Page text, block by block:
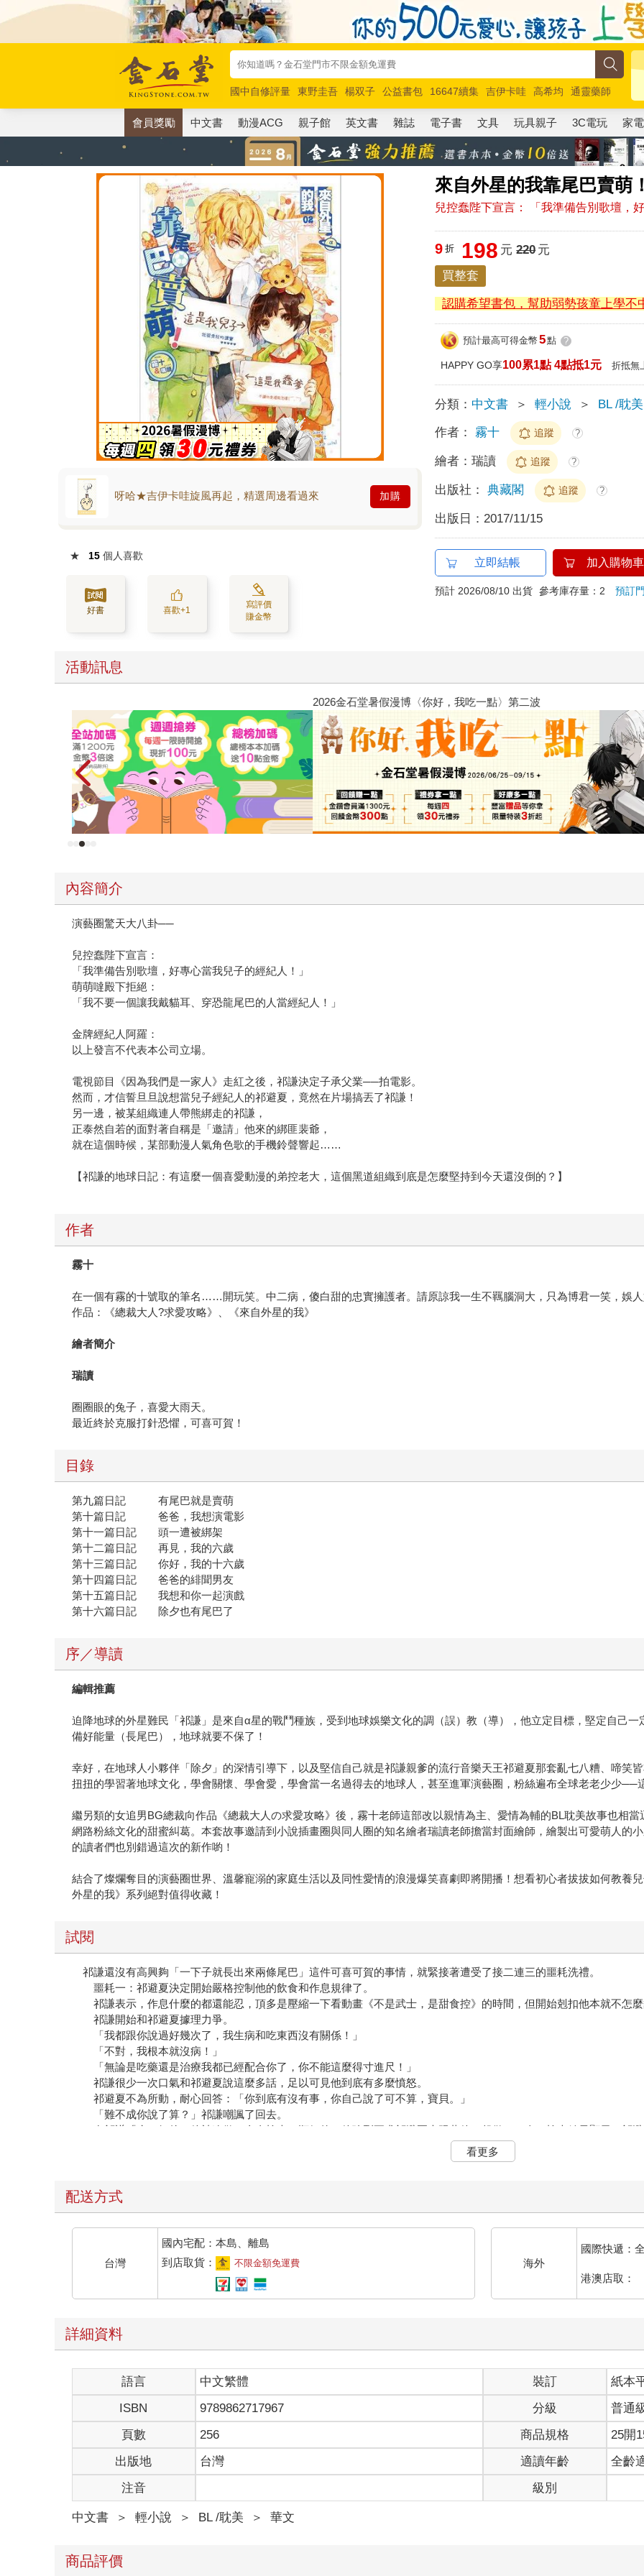
國中自修評量 東野圭吾 楊双子 公益書包 16647續集 吉伊卡哇 高希均
通靈藥師
唯紅花綻放
奧德賽 路邊攤新作 馬斯克 玩具總動員5 超慢跑
會員獎勵 中文書 動漫ACG 親子館 英文書 雜誌 電子書 文具 玩具親子 3C電玩 家電
來自外星的我靠尾巴賣萌
兒控蠢陛下宣言： 「我準備告別歌壇，
呀哈★吉伊卡哇旋風再起，精選周邊看過來 加購
★ 15 個人喜歡
好書 喜歡+1
寫評價
賺金幣
9 折 198 元 220元
買整套
認購希望書包，幫助弱勢孩童上學不
預計最高可得金幣 5點 ?
HAPPY GO享100累1點 4點抵1元 折抵無
分類： 中文書 ＞ 輕小說 ＞ BL /耽美
作者： 霧十 追蹤 ?
繪者：瑞讀 追蹤 ?
出版社： 典藏閣 追蹤 ?
出版日： 2017/11/15
立即結帳 加入購物車
預計 2026/08/10 出貨 參考庫存量：2預訂
活動訊息
原本只是跟全校第一美少女商量
的存在（１）
內容簡介
演藝圈驚天大八卦──
兒控蠢陛下宣言：
「我準備告別歌壇，好專心當我兒子的經紀人！」
萌萌噠殿下拒絕：
「我不要一個讓我戴貓耳、穿恐龍尾巴的人當經紀人！」
金牌經紀人阿羅：
以上發言不代表本公司立場。
電視節目《因為我們是一家人》走紅之後，祁謙決定子承父業──拍電影。
然而，才信誓旦旦說想當兒子經紀人的祁避夏，竟然在片場搞丟了祁謙！
另一邊，被某組織連人帶熊綁走的祁謙，
正泰然自若的面對著自稱是「邀請」他來的綁匪裴爺，
就在這個時候，某部動漫人氣角色歌的手機鈴聲響起……
【祁謙的地球日記：有這麼一個喜愛動漫的弟控老大，這個黑道組織到底是怎麼堅持到今天還沒倒的？】
作者
霧十
在一個有霧的十號取的筆名……開玩笑。中二病，傻白甜的忠實擁護者。請原諒我一生不羈腦洞大，只為博君一笑，娛
作品：《總裁大人?求愛攻略》、《來自外星的我》
繪者簡介
瑞讀
圈圈眼的兔子，喜愛大雨天。
最近終於克服打針恐懼，可喜可賀！
目錄
第九篇日記 有尾巴就是賣萌
第十篇日記 爸爸，我想演電影
第十一篇日記 頭一遭被綁架
第十二篇日記 再見，我的六歲
第十三篇日記 你好，我的十六歲
第十四篇日記 爸爸的緋聞男友
第十五篇日記 我想和你一起演戲
第十六篇日記 除夕也有尾巴了
序／導讀
編輯推薦
迫降地球的外星難民「祁謙」是來自α星的戰鬥種族，受到地球娛樂文化的調（誤）教（導），他立定目標，堅定自己
備好能量（長尾巴），地球就要不保了！
幸好，在地球人小夥伴「除夕」的深情引導下，以及堅信自己就是祁謙親爹的流行音樂天王祁避夏那套亂七八糟、啼笑
扭扭的學習著地球文化，學會關懷、學會愛，學會當一名過得去的地球人，甚至進軍演藝圈，粉絲遍布全球老老少少──
繼另類的女追男BG總裁向作品《總裁大人の求愛攻略》後，霧十老師這部改以親情為主、愛情為輔的BL耽美故事也相
網路粉絲文化的甜蜜糾葛。本套故事邀請到小說插畫圈與同人圈的知名繪者瑞讀老師擔當封面繪師，繪製出可愛萌人的
的讀者們也別錯過這次的新作喲！
結合了燦爛奪目的演藝圈世界、溫馨寵溺的家庭生活以及同性愛情的浪漫爆笑喜劇即將開播！想看初心者拔拔如何教養
外星的我》系列絕對值得收藏！
試閱
祁謙還沒有高興夠「一下子就長出來兩條尾巴」這件可喜可賀的事情，就緊接著遭受了接二連三的噩耗洗禮。
噩耗一：祁避夏決定開始嚴格控制他的飲食和作息規律了。
祁謙表示，作息什麼的都還能忍，頂多是壓縮一下看動畫《不是武士，是甜食控》的時間，但開始剋扣他本就不怎
祁謙開始和祁避夏據理力爭。
「我都跟你說過好幾次了，我生病和吃東西沒有關係！」
「不對，我根本就沒病！」
「無論是吃藥還是治療我都已經配合你了，你不能這麼得寸進尺！」
祁謙很少一次口氣和祁避夏說這麼多話，足以可見他到底有多麼憤怒。
祁避夏不為所動，耐心回答：「你到底有沒有事，你自己說了可不算，寶貝。」
「難不成你說了算？」祁謙嘲諷了回去。
在祁謙「病」好後，他被迫做了全身檢查。順便的，他強烈要求祁避夏也跟著他一起做了一次。檢查結果顯示，祁
祁謙當初用自己的尾巴救過祁避夏，其治療效果與遊戲裡的滿血復活是差不多的意思，那一次的救治之後，能把祁
態，甚至改善了祁避夏曾經因為吸毒、戒毒而被大大傷害過的身體。在這樣的前提下，祁避夏還能迅速在此後三個月內
阿羅就是那個告密者。
為了每晚都能順利回家陪祁謙，無論當天在哪個城市工作，祁避夏晚上絕對會堅持飛回ＬＶ，無論多晚都是如此堅
回那個城市。這樣來來回回的當空中飛人，就算是鐵打的身子也承受不住。
最要命的是，祁避夏為了怕祁謙擔心，每次在見到祁謙之前，都要喝一些能在短時間內讓自己看上去顯得精神奕奕
咖啡不離手，偶爾還會繼續喝那種飲料。
是藥三分毒，祁避夏為了保持精神抖擻，簡直是在透支生命。哪怕是世界盃在Ｂ洲看球賽的那一個月，祁避夏也不
甚至是在被阿羅「出賣」後，祁避夏還大大咧咧的笑著對祁謙解釋：「你別聽阿羅詐唬你，他總愛誇大事實，爸爸
不愛惜自己的身體？」
「是啊，我詐唬你的，為的就是讓你能過上健康的生活，順便也希望你以身作則督促一下你這個蠢爸。所以，接受
祁謙抱著泰迪熊，面無表情，語氣卻足夠堅定道：「接受！」
然後，祁氏父子就一起過上了水深火熱的「健康」生活。
◎◆◎◆◎◆◎
從表演訓練到劇本再到經紀人最後到人際關係，祁避夏一個下午就為祁謙規劃好了未來二十年的路。甚至，祁避夏
專門用來規劃演藝路線的工作室，足可證明他此前腦補過多少次了。
「咳咳，爸爸也就是隨便想想，你別有壓力啊。」祁避夏對祁謙敞開房間門之前是這樣說的。
「隨便想了一整個房間出來？」助理小錢一頭黑線的看著房間裡堆積如山的文件、照片以及光碟片，不知道的還以
「這一筆，那一筆的，不知不覺就……」祁避夏撓了撓頭，自他將祁謙從Ｂ洲接回來之後他就開始著手布置這個房間
間。
看更多
配送方式
台灣
國內宅配：本島、離島
到店取貨：
不限金額免運費 海外
國際快遞：
港澳店取：
詳細資料
語言 中文繁體 裝訂
紙本
ISBN
9789862717967 分級
普通
頁數
256 商品規格
25開
出版地
台灣 適讀年齡
全齡
注音
級別
中文書 ＞ 輕小說 ＞ BL /耽美 ＞ 華文
商品評價